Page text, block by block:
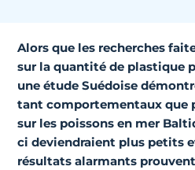
Alors que les recherches
sur la quantité de plastique
une étude Suédoise
tant comportementaux que
sur les poissons en mer
ci deviendraient plus petits
résultats alarmants